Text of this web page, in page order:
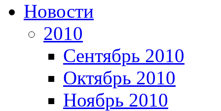
Новости
2010
Сентябрь 2010
Октябрь 2010
Ноябрь 2010